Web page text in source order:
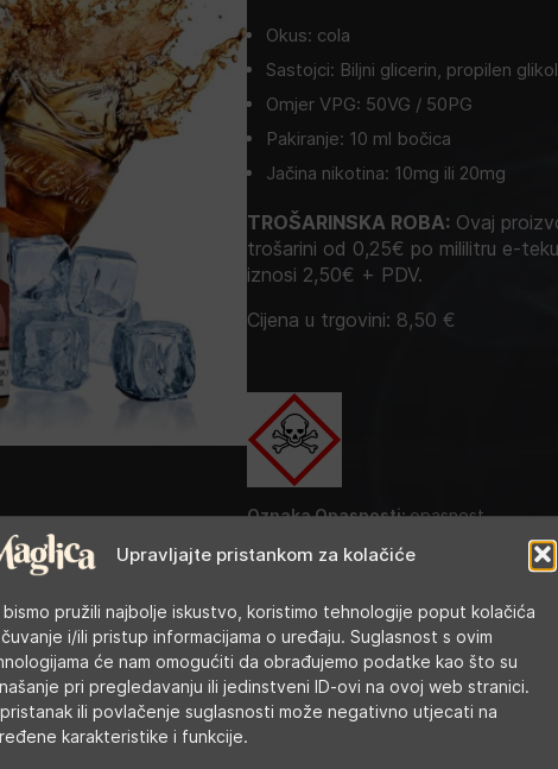
Upravljajte pristankom za kolačiće
bismo pružili najbolje iskustvo, koristimo tehnologije poput kolačića
i/ili pristup informacijama o uređaju. Suglasnost s ovim
će nam omogućiti da obrađujemo podatke kao što su
pri pregledavanju ili jedinstveni ID-ovi na ovoj web stranici.
ili povlačenje suglasnosti može negativno utjecati na
karakteristike i funkcije.
Okus: cola
Sastojci: Biljni glicerin, propilen
Omjer VPG: 50VG / 50PG
Pakiranje: 10 ml bočica
Jačina nikotina: 10mg ili 20mg
TROŠARINSKA ROBA: Ovaj
trošarini od 0,25€ po mililitru e-
iznosi 2,50€ + PDV.
Cijena u trgovini: 8,50 €
Oznaka Opasnosti:opasnost
Opasne tvari
2-izopropil-N,2,3-trimetilbutiramid
citral, limunovo ulje, neral, terpinolen
Oznake upozorenja
H301 Otrovno ako se proguta.
H312 Štetno u dodiru s kožom.
H317 Može izazvati alergijsku reakciju
H412 Štetno za vodeni okoliš s